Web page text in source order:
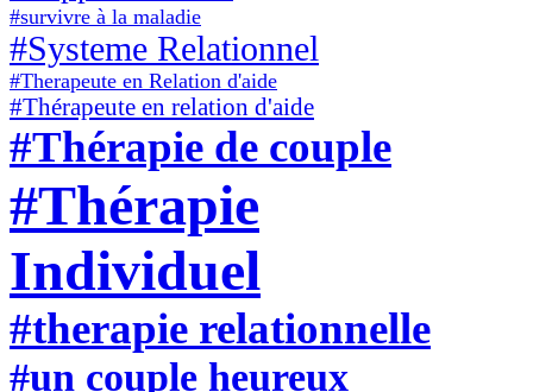
#survivre à la maladie
#Systeme Relationnel
#Therapeute en Relation d'aide
#Thérapeute en relation d'aide
#Thérapie de couple
#Thérapie
Individuel
#therapie relationnelle
#un couple heureux